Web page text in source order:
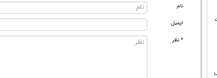
نام
ایمیل
* نظر